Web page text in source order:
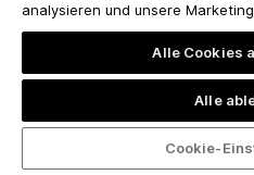
analysieren und unsere
Alle Cookies
Alle
Cookie-